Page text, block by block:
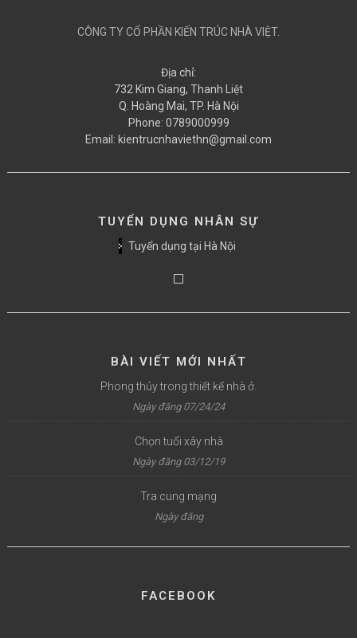
CÔNG TY CỔ PHẦN KIẾN TRÚC NHÀ VIỆT.
Địa chỉ:
732 Kim Giang, Thanh Liệt
Q. Hoàng Mai, TP. Hà Nội
Phone: 0789000999
Email: kientrucnhaviethn@gmail.com
TUYỂN DỤNG NHÂN SỰ
Tuyển dụng tại Hà Nội
BÀI VIẾT MỚI NHẤT
Phong thủy trong thiết kế nhà ở.
Ngày đăng 07/24/24
Chọn tuổi xây nhà
Ngày đăng 03/12/19
Tra cung mạng
Ngày đăng
FACEBOOK